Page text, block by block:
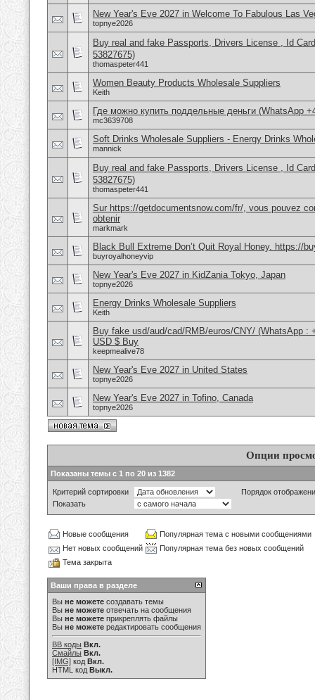
New Year's Eve 2027 in Welcome To Fabulous Las
topnye2026
Buy real and fake Passports, Drivers License , Id
53827675)
thomaspeter441
Women Beauty Products Wholesale Suppliers
Keith
Где можно купить поддельные деньги (WhatsApp
mc3639708
Soft Drinks Wholesale Suppliers - Energy Drinks
mannick
Buy real and fake Passports, Drivers License , Id
53827675)
thomaspeter441
Sur https://getdocumentsnow.com/fr/, vous pouvez
obtenir
markmark
Black Bull Extreme Don’t Quit Royal Honey. https://
buyroyalhoneyvip
New Year's Eve 2027 in KidZania Tokyo, Japan
topnye2026
Energy Drinks Wholesale Suppliers
Keith
Buy fake usd/aud/cad/RMB/euros/CNY/ (WhatsApp :
USD $ Buy
keepmealive78
New Year's Eve 2027 in United States
topnye2026
New Year's Eve 2027 in Tofino, Canada
topnye2026
Опции
Показаны темы с 1 по 20 из 1382
Критерий сортировки
Порядок
Показать
Новые сообщения
Популярная тема с новыми сообщениями
Нет новых сообщений
Популярная тема без новых сообщений
Тема закрыта
Ваши права в разделе
Вы не можете создавать темы
Вы не можете отвечать на сообщения
Вы не можете прикреплять файлы
Вы не можете редактировать сообщения
BB коды Вкл.
Смайлы Вкл.
[IMG] код Вкл.
HTML код Выкл.